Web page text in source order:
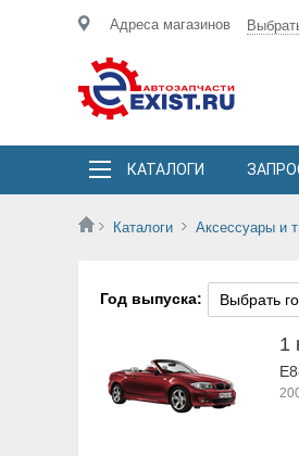
Адреса магазинов
КАТАЛОГИ
Каталоги Аксессуары и
Год выпуска: Выбрать
1